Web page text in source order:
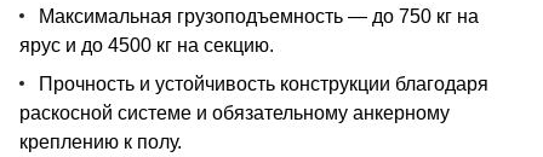
Максимальная грузоподъемность — до 750 кг на
ярус и до 4500 кг на секцию.
Прочность и устойчивость конструкции благодаря
раскосной системе и обязательному анкерному
креплению к полу.